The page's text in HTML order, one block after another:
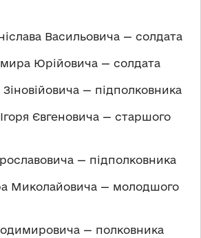
Васильовича — солдата
Юрійовича — солдата
— підполковника
Євгеновича — старшого
— підполковника
Миколайовича — молодшого
— полковника